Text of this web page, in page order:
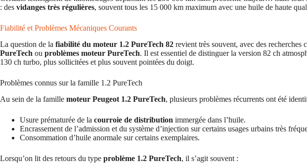
: des vidanges très régulières, souvent tous les 15 000 km maximum avec une huile de haute
Fiabilité et Problèmes Mécaniques Courants
La question de la fiabilité du moteur 1.2 PureTech 82 revient très souvent, avec des recherches
PureTech ou problèmes moteur PureTech. Il est essentiel de distinguer la version 82 ch
130 ch turbo, plus sollicitées et plus souvent pointées du doigt.
Problèmes connus sur la famille 1.2 PureTech
Au sein de la famille moteur Peugeot 1.2 PureTech, plusieurs problèmes récurrents ont été
Usure prématurée de la courroie de distribution immergée dans l’huile.
Encrassement de l’admission et du système d’injection sur certains usages urbains très
Consommation d’huile anormale sur certains exemplaires.
Lorsqu’on lit des retours du type problème 1.2 PureTech, il s’agit souvent :